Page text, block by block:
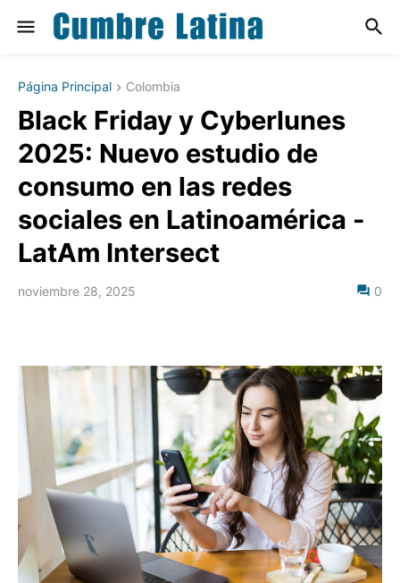
Página Principal Colombia
Black Friday y Cyberlunes
2025: Nuevo estudio de
consumo en las redes
sociales en Latinoamérica -
LatAm Intersect
noviembre 28, 2025 0